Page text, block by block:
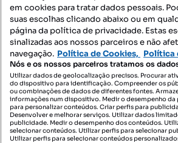
em cookies para tratar dados pessoais.
suas escolhas clicando abaixo ou em
página da política de privacidade. Estas
sinalizadas aos nossos parceiros e não
navegação. Política de Cookies, Política
Nós e os nossos parceiros tratamos os
Utilizar dados de geolocalização precisos. Procurar
do dispositivo para identificação. Compreender os
ou combinações de dados de diferentes fontes.
informações num dispositivo. Medir o desempenho
para personalizar conteúdos. Criar perfis para
Desenvolver e melhorar serviços. Utilizar dados
publicidade. Medir o desempenho dos conteúdos.
selecionar conteúdos. Utilizar perfis para selecionar
Utilizar perfis para selecionar conteúdos